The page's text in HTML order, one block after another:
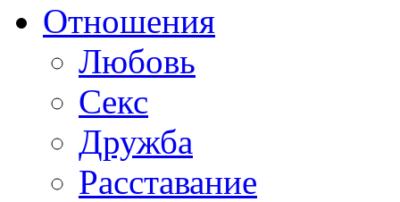
Отношения
Любовь
Секс
Дружба
Расставание